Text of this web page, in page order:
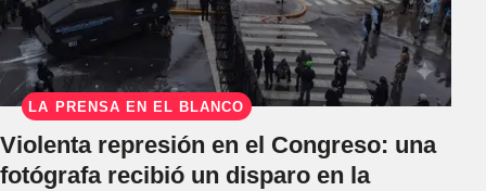
LA PRENSA EN EL BLANCO
Violenta represión en el Congreso: una
fotógrafa recibió un disparo en la